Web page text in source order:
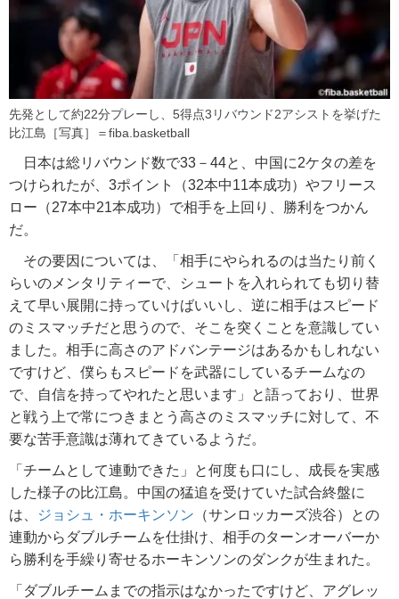
先発として約22分プレーし、5得点3リバウンド2アシストを挙げた
比江島［写真］＝fiba.basketball
日本は総リバウンド数で33－44と、中国に2ケタの差を
つけられたが、3ポイント（32本中11本成功）やフリース
ロー（27本中21本成功）で相手を上回り、勝利をつかん
だ。
その要因については、「相手にやられるのは当たり前く
らいのメンタリティーで、シュートを入れられても切り替
えて早い展開に持っていけばいいし、逆に相手はスピード
のミスマッチだと思うので、そこを突くことを意識してい
ました。相手に高さのアドバンテージはあるかもしれない
ですけど、僕らもスピードを武器にしているチームなの
で、自信を持ってやれたと思います」と語っており、世界
と戦う上で常につきまとう高さのミスマッチに対して、不
要な苦手意識は薄れてきているようだ。
「チームとして連動できた」と何度も口にし、成長を実感
した様子の比江島。中国の猛追を受けていた試合終盤に
は、
ジョシュ・ホーキンソン （サンロッカーズ渋谷）との
連動からダブルチームを仕掛け、相手のターンオーバーか
ら勝利を手繰り寄せるホーキンソンのダンクが生まれた。
「ダブルチームまでの指示はなかったですけど、アグレッ